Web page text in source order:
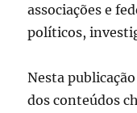
associações e
políticos,
Nesta
dos conteúdos